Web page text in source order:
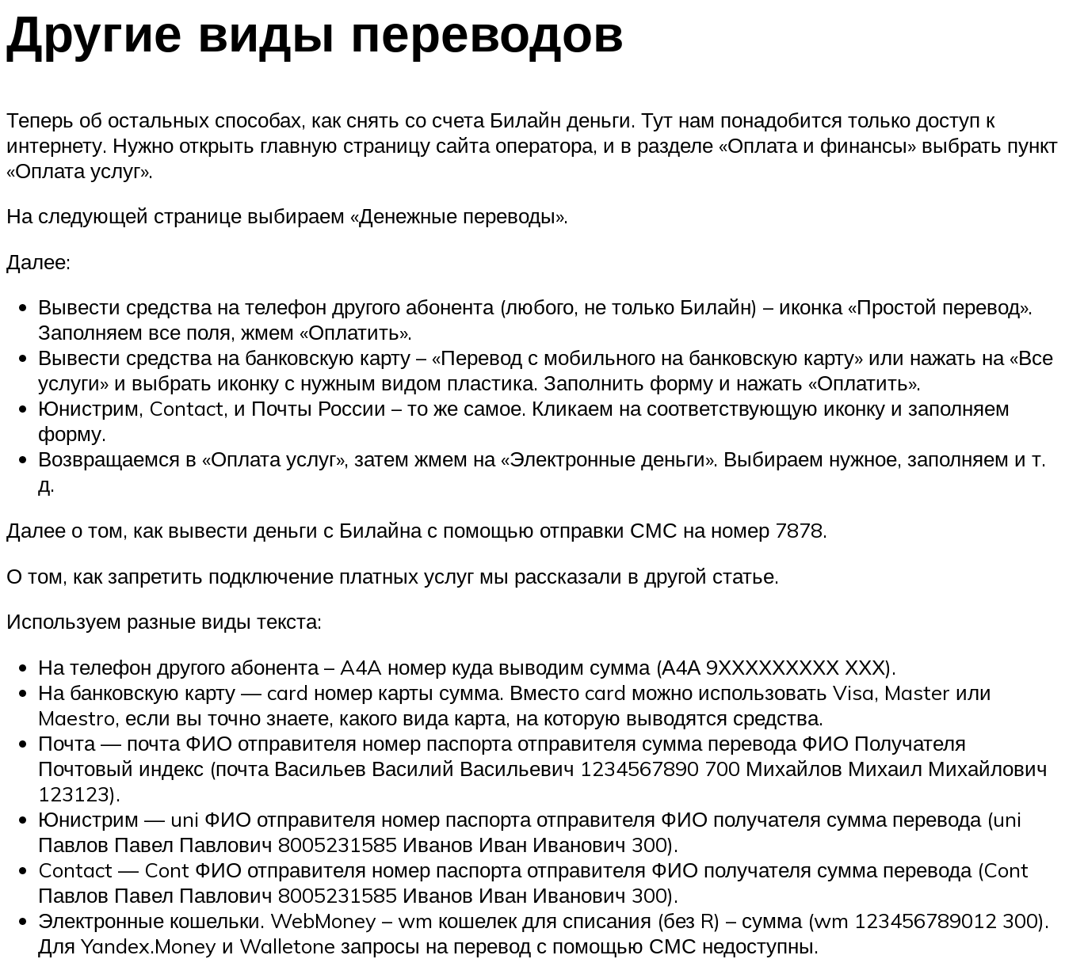
Другие виды переводов
Теперь об остальных способах, как снять со счета Билайн деньги. Тут нам понадобится только доступ к
интернету. Нужно открыть главную страницу сайта оператора, и в разделе «Оплата и финансы» выбрать пункт
«Оплата услуг».
На следующей странице выбираем «Денежные переводы».
Далее:
Вывести средства на телефон другого абонента (любого, не только Билайн) – иконка «Простой перевод».
Заполняем все поля, жмем «Оплатить».
Вывести средства на банковскую карту – «Перевод с мобильного на банковскую карту» или нажать на «Все
услуги» и выбрать иконку с нужным видом пластика. Заполнить форму и нажать «Оплатить».
Юнистрим, Contact, и Почты России – то же самое. Кликаем на соответствующую иконку и заполняем
форму.
Возвращаемся в «Оплата услуг», затем жмем на «Электронные деньги». Выбираем нужное, заполняем и т.
д.
Далее о том, как вывести деньги с Билайна с помощью отправки СМС на номер 7878.
О том, как запретить подключение платных услуг мы рассказали в другой статье.
Используем разные виды текста:
На телефон другого абонента – A4A номер куда выводим сумма (А4А 9ХХХХХХХХХ ХХХ).
На банковскую карту — card номер карты сумма. Вместо card можно использовать Visa, Master или
Maestro, если вы точно знаете, какого вида карта, на которую выводятся средства.
Почта — почта ФИО отправителя номер паспорта отправителя сумма перевода ФИО Получателя
Почтовый индекс (почта Васильев Василий Васильевич 1234567890 700 Михайлов Михаил Михайлович
123123).
Юнистрим — uni ФИО отправителя номер паспорта отправителя ФИО получателя сумма перевода (uni
Павлов Павел Павлович 8005231585 Иванов Иван Иванович 300).
Contact — Cont ФИО отправителя номер паспорта отправителя ФИО получателя сумма перевода (Cont
Павлов Павел Павлович 8005231585 Иванов Иван Иванович 300).
Электронные кошельки. WebMoney – wm кошелек для списания (без R) – сумма (wm 123456789012 300).
Для Yandex.Money и Walletone запросы на перевод с помощью СМС недоступны.